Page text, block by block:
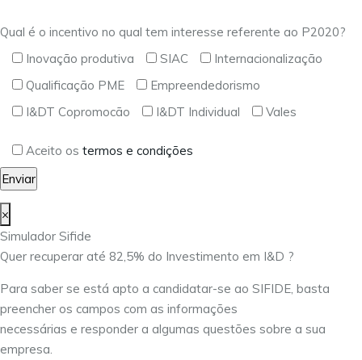
Qual é o incentivo no qual tem interesse referente ao P2020?
Inovação produtiva
SIAC
Internacionalização
Qualificação PME
Empreendedorismo
I&DT Copromocão
I&DT Individual Vales
Aceito os termos e condições
×
Simulador Sifide
Quer recuperar até 82,5% do Investimento em I&D ?
Para saber se está apto a candidatar-se ao SIFIDE, basta
preencher os campos com as informações
necessárias e responder a algumas questões sobre a sua
empresa.